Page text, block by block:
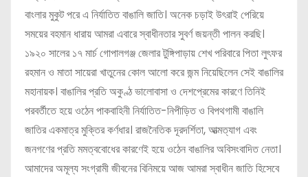
বাংলার মুকুট পরে এ নির্যাতিত বাঙালি জাতি। অনেক চড়াই উৎরাই পেরিয়ে
সময়ের বহমান ধারায় আমরা এবারে স্বাধীনতার সুবর্ণ জয়ন্তী পালন করছি।
১৯২০ সালের ১৭ মার্চ গোপালগঞ্জ জেলার টুঙ্গিপাড়ায় শেখ পরিবারে পিতা লুৎফর
রহমান ও মাতা সায়েরা খাতুনের কোল আলো করে জন্ম নিয়েছিলেন সেই বাঙালির
মহানায়ক। বাঙালির প্রতি অকুণ্ঠ ভালোবাসা ও দেশপ্রেমের কারণে তিনিই
পরবর্তীতে হয়ে ওঠেন পাকবাহিনী নির্যাতিত-নিপীড়িত ও বিপথগামী বাঙালি
জাতির একমাত্র মুক্তির কর্ণধার। রাজনৈতিক দূরদর্শিতা, আত্মত্যাগ এবং
জনগণের প্রতি মমত্ববোধের কারণেই হয়ে ওঠেন বাঙালির অবিসংবাদিত নেতা।
আমাদের অমূল্য সংগ্রামী জীবনের বিনিময়ে আজ আমরা স্বাধীন জাতি হিসেবে